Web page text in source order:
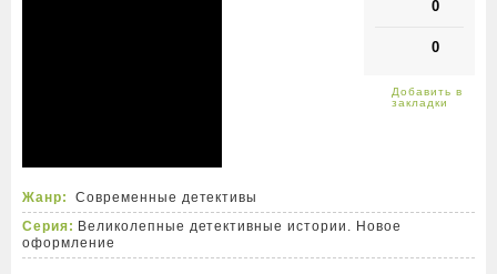
0
0
Жанр:
Современные детективы
Серия: Великолепные детективные истории. Новое
оформление